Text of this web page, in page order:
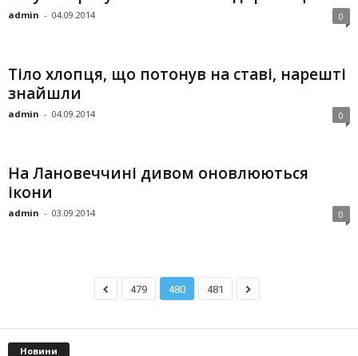
admin - 04.09.2014 0
Тіло хлопця, що потонув на ставі, нарешті
знайшли
admin - 04.09.2014 0
На Лановеччині дивом оновлюються
ікони
admin - 03.09.2014 0
479 480 481
Новини